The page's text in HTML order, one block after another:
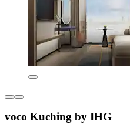
voco Kuching by IHG